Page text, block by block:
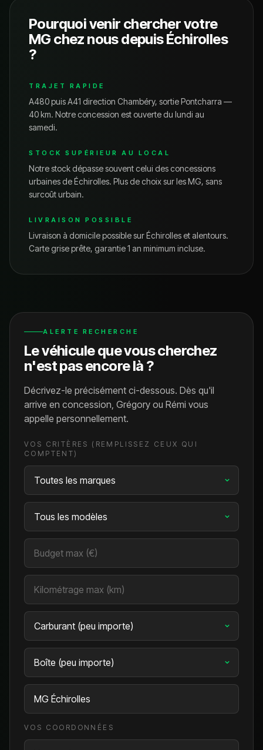
Pourquoi venir chercher votre
MG chez nous depuisÉchirolles
?
TRAJET RAPIDE
A480 puis A41 direction Chambéry, sortie Pontcharra —
40 km. Notre concession est ouverte du lundi au
samedi.
STOCK SUPÉRIEUR AU LOCAL
Notre stock dépasse souvent celui des concessions
urbaines deÉchirolles. Plus de choix sur lesMG, sans
surcoût urbain.
LIVRAISON POSSIBLE
Livraison à domicile possible surÉchirolles et alentours.
Carte grise prête, garantie 1 an minimum incluse.
ALERTE RECHERCHE
Le véhicule que vous cherchez
n'est pas encore là ?
Décrivez-le précisément ci-dessous. Dès qu'il
arrive en concession, Grégory ou Rémi vous
appelle personnellement.
VOS CRITÈRES (REMPLISSEZ CEUX QUI
COMPTENT)
VOS COORDONNÉES